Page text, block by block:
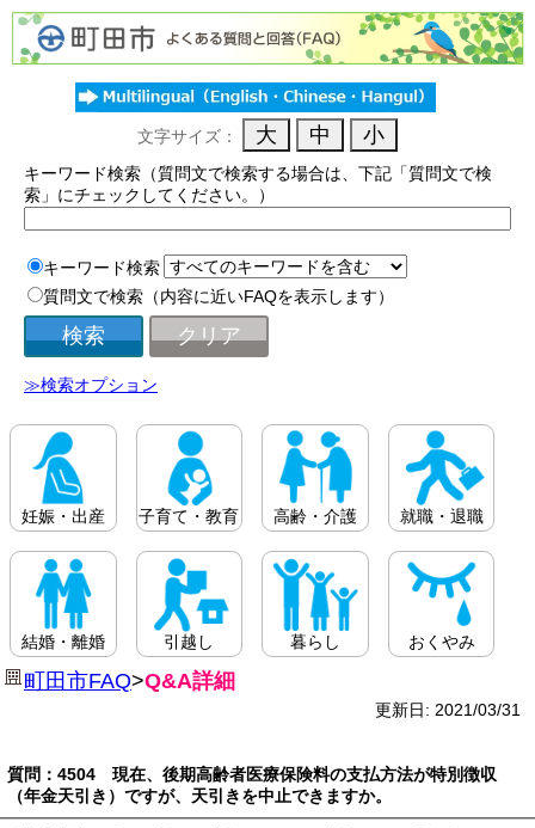
文字サイズ：
キーワード検索（質問文で検索する場合は、下記「質問文で検
索」にチェックしてください。）
キーワード検索
質問文で検索（内容に近いFAQを表示します）
≫検索オプション
妊娠・出産 子育て・教育 高齢・介護 就職・退職
結婚・離婚 引越し 暮らし おくやみ
町田市FAQ>Q&A詳細
更新日: 2021/03/31
質問：4504 現在、後期高齢者医療保険料の支払方法が特別徴収
（年金天引き）ですが、天引きを中止できますか。